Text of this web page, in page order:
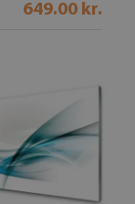
649.00 kr.